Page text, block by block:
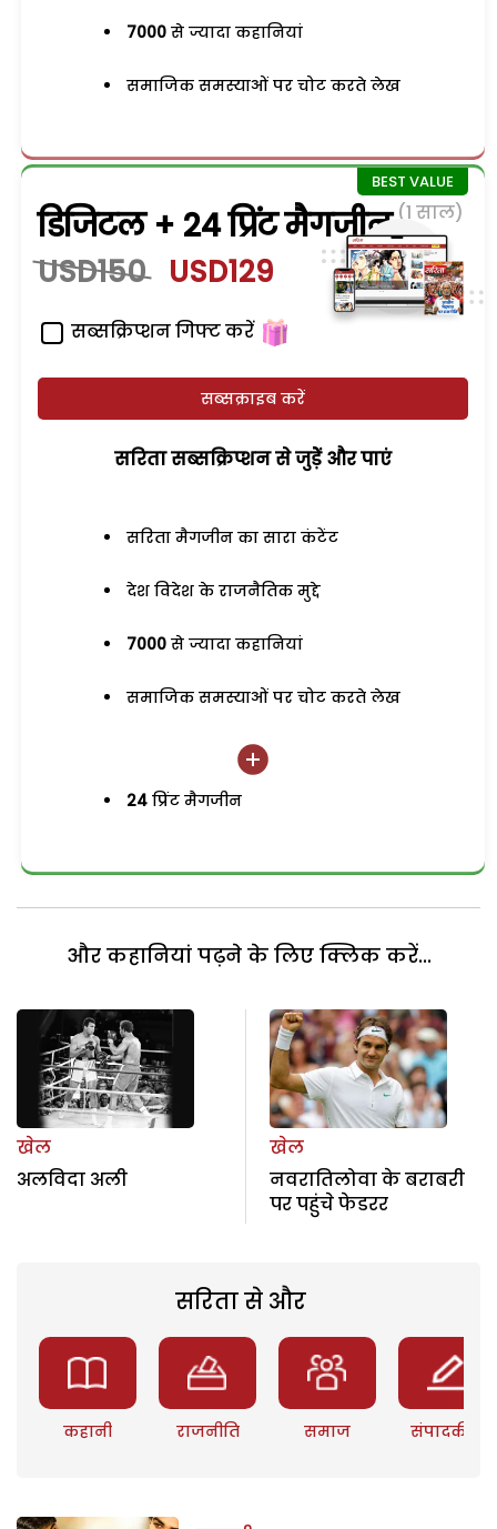
7000 से ज्यादा कहानियां
समाजिक समस्याओं पर चोट करते लेख
डिजिटल + 24 प्रिंट मैगजीन (1 साल)
USD150 USD129
सब्सक्रिप्शन गिफ्ट करें
सब्सक्राइब करें
सरिता सब्सक्रिप्शन से जुड़ेें और पाएं
सरिता मैगजीन का सारा कंटेंट
देश विदेश के राजनैतिक मुद्दे
7000 से ज्यादा कहानियां
समाजिक समस्याओं पर चोट करते लेख
24 प्रिंट मैगजीन
और कहानियां पढ़ने के लिए क्लिक करें...
खेल
अलविदा अली
खेल
नवरातिलोवा के बराबरी
पर पहुंचे फेडरर
सरिता से और
कहानी राजनीति समाज संपादकीय